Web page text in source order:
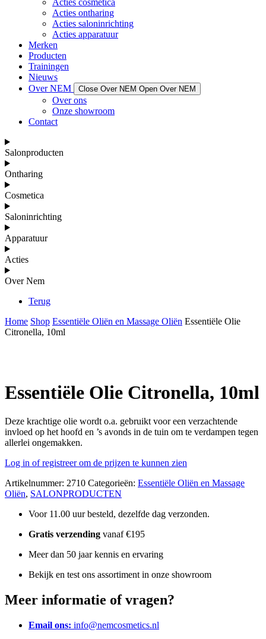
Acties cosmetica
Acties ontharing
Acties saloninrichting
Acties apparatuur
Merken
Producten
Trainingen
Nieuws
Over NEM
Close Over NEM Open Over NEM
Over ons
Onze showroom
Contact
Salonproducten
Ontharing
Cosmetica
Saloninrichting
Apparatuur
Acties
Over Nem
Terug
Home Shop Essentiële Oliën en Massage Oliën Essentiële Olie
Citronella, 10ml
Essentiële Olie Citronella, 10ml
Deze krachtige olie wordt o.a. gebruikt voor een verzachtende
invloed op het hoofd en ’s avonds in de tuin om te verdampen tegen
allerlei ongemakken.
Log in of registreer om de prijzen te kunnen zien
Artikelnummer: 2710 Categorieën: Essentiële Oliën en Massage
Oliën, SALONPRODUCTEN
Voor 11.00 uur besteld, dezelfde dag verzonden.
Gratis verzending vanaf €195
Meer dan 50 jaar kennis en ervaring
Bekijk en test ons assortiment in onze showroom
Meer informatie of vragen?
Email ons: info@nemcosmetics.nl